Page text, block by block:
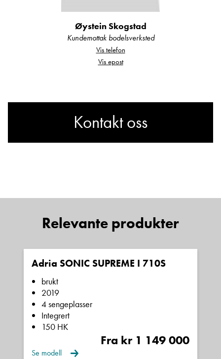
Øystein Skogstad
Kundemottak bodelsverksted
Vis telefon
Vis epost
Kontakt oss
Sted
Navn
Beskrivelse
Relevante produkter
Adria SONIC SUPREME I 710S
brukt
2019
4 sengeplasser
Integrert
150 HK
Fra kr 1 149 000
Se modell